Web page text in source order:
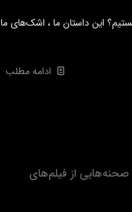
این داستان ما ، اشک‌های ما
ادامه مطلب
صحنه‌هایی از فیلم‌های